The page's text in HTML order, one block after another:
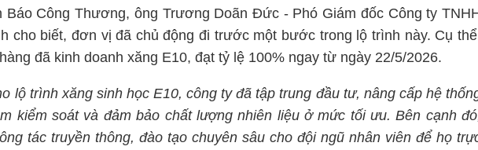
Báo Công Thương, ông Trương Doãn Đức - Phó Giám đốc Công ty
cho biết, đơn vị đã chủ động đi trước một bước trong lộ trình này. Cụ
đã kinh doanh xăng E10, đạt tỷ lệ 100% ngay từ ngày 22/5/2026.
lộ trình xăng sinh học E10, công ty đã tập trung đầu tư, nâng cấp hệ
kiểm soát và đảm bảo chất lượng nhiên liệu ở mức tối ưu. Bên cạnh
tác truyền thông, đào tạo chuyên sâu cho đội ngũ nhân viên để họ